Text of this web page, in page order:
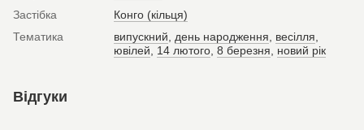
Застібка
Конго (кільця)
Тематика
випускний день народження весілля
ювілей
14 лютого 8 березня новий рік
Відгуки